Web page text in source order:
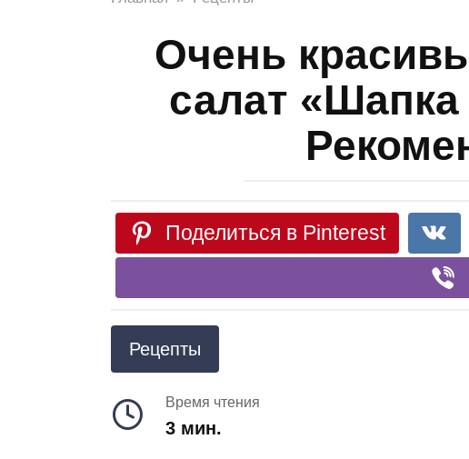
Очень
салат
Поделиться в Pinterest
Рецепты
Время чтения
3 мин.